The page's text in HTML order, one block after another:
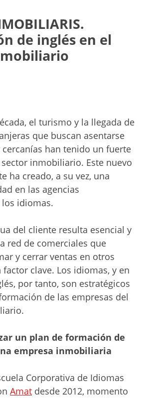
de inglés en el
el turismo y la llegada de
que buscan asentarse
han tenido un fuerte
inmobiliario. Este nuevo
ha creado, a su vez, una
en las agencias
idiomas.
del cliente resulta esencial y
red de comerciales que
y cerrar ventas en otros
clave. Los idiomas, y en
por tanto, son estratégicos
de las empresas del
un plan de formación de
empresa inmobiliaria
Corporativa de Idiomas
Amat desde 2012, momento